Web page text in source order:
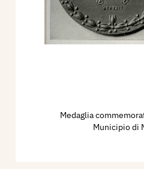
Medaglia
Municipio di